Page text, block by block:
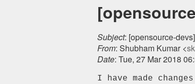
Subject: [opensource-
From: Shubham Kumar <
Date: Tue, 27 Mar 2018
I have made